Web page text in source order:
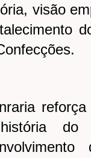
visão
do